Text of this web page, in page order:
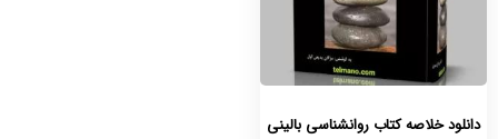
دانلود خلاصه کتاب روانشناسی بالینی